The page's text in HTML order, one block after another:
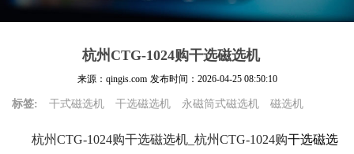
杭州CTG-1024购干选磁选机
来源：qingis.com 发布时间： 2026-04-25 08:50:10
标签: 干式磁选机 干选磁选机 永磁筒式磁选机 磁选机
杭州CTG-1024购干选磁选机_杭州CTG-1024购干选磁选